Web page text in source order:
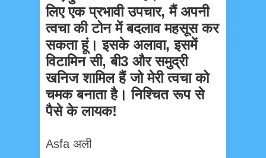
लिए एक प्रभावी उपचार, मैं अपनी
त्वचा की टोन में बदलाव महसूस कर
सकता हूं। इसके अलावा, इसमें
विटामिन सी, बी3 और समुद्री
खनिज शामिल हैं जो मेरी त्वचा को
चमक बनाता है। निश्चित रूप से
पैसे के लायक!
Asfa अली